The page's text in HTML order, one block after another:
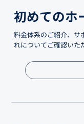
初めてのホ
料金体系のご紹介、サ
れについてご確認いた